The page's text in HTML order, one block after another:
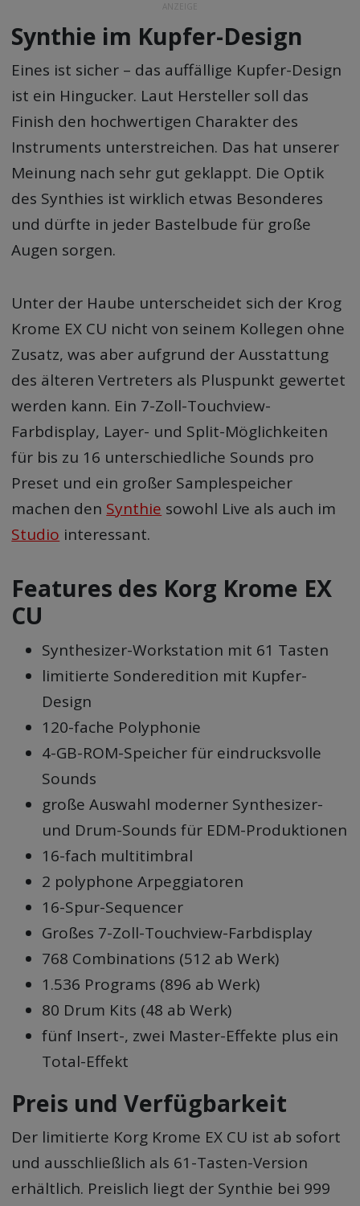
ANZEIGE
Synthie im Kupfer-Design
Eines ist sicher – das auffällige Kupfer-Design
ist ein Hingucker. Laut Hersteller soll das
Finish den hochwertigen Charakter des
Instruments unterstreichen. Das hat unserer
Meinung nach sehr gut geklappt. Die Optik
des Synthies ist wirklich etwas Besonderes
und dürfte in jeder Bastelbude für große
Augen sorgen.
Unter der Haube unterscheidet sich der Krog
Krome EX CU nicht von seinem Kollegen ohne
Zusatz, was aber aufgrund der Ausstattung
des älteren Vertreters als Pluspunkt gewertet
werden kann. Ein 7-Zoll-Touchview-
Farbdisplay, Layer- und Split-Möglichkeiten
für bis zu 16 unterschiedliche Sounds pro
Preset und ein großer Samplespeicher
machen den Synthie sowohl Live als auch im
Studio interessant.
Features des Korg Krome EX
CU
Synthesizer-Workstation mit 61 Tasten
limitierte Sonderedition mit Kupfer-
Design
120-fache Polyphonie
4-GB-ROM-Speicher für eindrucksvolle
Sounds
große Auswahl moderner Synthesizer-
und Drum-Sounds für EDM-Produktionen
16-fach multitimbral
2 polyphone Arpeggiatoren
16-Spur-Sequencer
Großes 7-Zoll-Touchview-Farbdisplay
768 Combinations (512 ab Werk)
1.536 Programs (896 ab Werk)
80 Drum Kits (48 ab Werk)
fünf Insert-, zwei Master-Effekte plus ein
Total-Effekt
Preis und Verfügbarkeit
Der limitierte Korg Krome EX CU ist ab sofort
und ausschließlich als 61-Tasten-Version
erhältlich. Preislich liegt der Synthie bei 999